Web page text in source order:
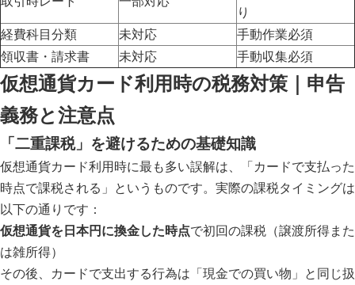
り
経費科目分類
未対応
手動作業必須
領収書・請求書
未対応 手動収集必須
仮想通貨カード利用時の税務対策｜申告
義務と注意点
「二重課税」を避けるための基礎知識
仮想通貨カード利用時に最も多い誤解は、「カードで支払った
時点で課税される」というものです。実際の課税タイミングは
以下の通りです：
仮想通貨を日本円に換金した時点で初回の課税（譲渡所得また
は雑所得）
その後、カードで支出する行為は「現金での買い物」と同じ扱